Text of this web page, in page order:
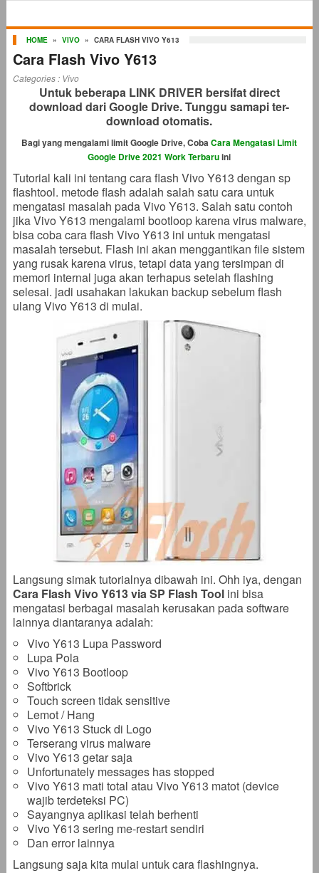
HOME » VIVO » CARA FLASH VIVO Y613
Cara Flash Vivo Y613
Categories : Vivo
Untuk beberapa LINK DRIVER bersifat direct
download dari Google Drive. Tunggu samapi ter-
download otomatis.
Bagi yang mengalami limit Google Drive, CobaCara Mengatasi Limit
Google Drive 2021 Work Terbaruini
Tutorial kali ini tentang cara flash Vivo Y613 dengan sp
flashtool. metode flash adalah salah satu cara untuk
mengatasi masalah pada Vivo Y613. Salah satu contoh
jika Vivo Y613 mengalami bootloop karena virus malware,
bisa coba cara flash Vivo Y613 ini untuk mengatasi
masalah tersebut. Flash ini akan menggantikan file sistem
yang rusak karena virus, tetapi data yang tersimpan di
memori internal juga akan terhapus setelah flashing
selesai. jadi usahakan lakukan backup sebelum flash
ulang Vivo Y613 di mulai.
Langsung simak tutorialnya dibawah ini. Ohh iya, dengan
Cara Flash Vivo Y613 via SP Flash Toolini bisa
mengatasi berbagai masalah kerusakan pada software
lainnya diantaranya adalah:
Vivo Y613 Lupa Password
Lupa Pola
Vivo Y613 Bootloop
Softbrick
Touch screen tidak sensitive
Lemot / Hang
Vivo Y613 Stuck di Logo
Terserang virus malware
Vivo Y613 getar saja
Unfortunately messages has stopped
Vivo Y613 mati total atau Vivo Y613 matot (device
wajib terdeteksi PC)
Sayangnya aplikasi telah berhenti
Vivo Y613 sering me-restart sendiri
Dan error lainnya
Langsung saja kita mulai untuk cara flashingnya.